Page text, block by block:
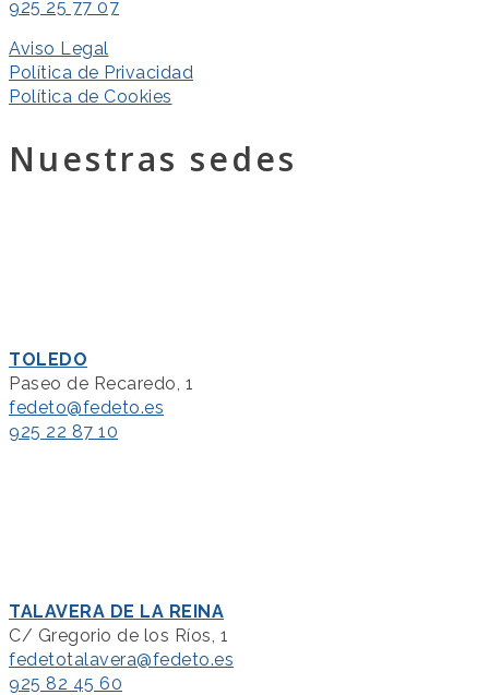
925 25 77 07
Aviso Legal
Política de Privacidad
Política de Cookies
Nuestras sedes
TOLEDO
Paseo de Recaredo, 1
fedeto@fedeto.es
925 22 87 10
TALAVERA DE LA REINA
C/ Gregorio de los Ríos, 1
fedetotalavera@fedeto.es
925 82 45 60